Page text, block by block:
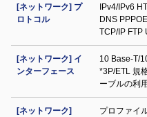
[ネットワーク] プ
ロトコル
IPv4/IPv6
DNS
TCP/IP FTP
[ネットワーク] イ
ンターフェース
10 Base-T/
*3P/ETL 規
ーブルの利
[ネットワーク]
プロファイ